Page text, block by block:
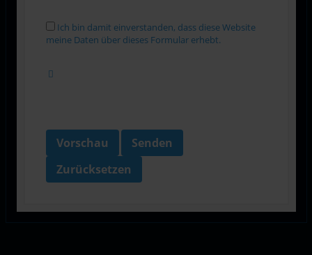
Ich bin damit einverstanden, dass diese Website
meine Daten über dieses Formular erhebt.
Vorschau
Senden
Zurücksetzen